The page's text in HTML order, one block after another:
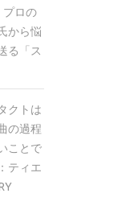
プロの
から悩
る「ス
クトは
の過程
ことで
ティエ